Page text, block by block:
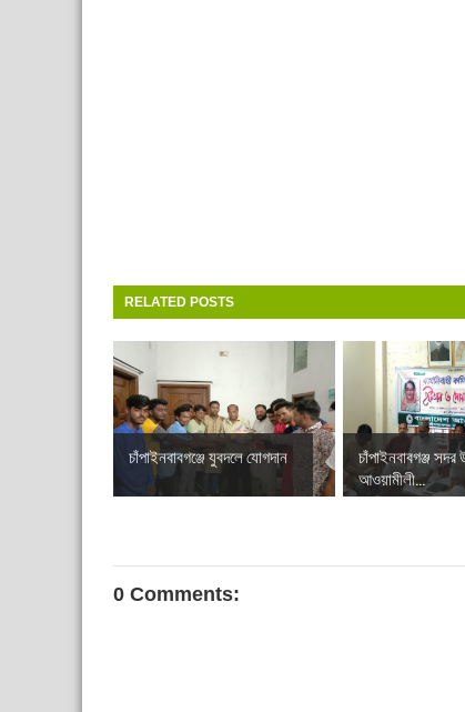
RELATED POSTS
চাঁপাইনবাবগঞ্জে যুবদলে যোগদান
চাঁপাইনবাবগঞ্জ সদর
আওয়ামীলী...
0 Comments: